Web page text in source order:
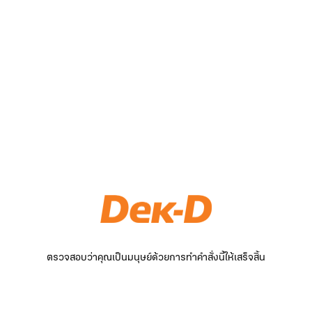
ตรวจสอบว่าคุณเป็นมนุษย์ด้วยการทำคำสั่งนี้ให้เสร็จสิ้น